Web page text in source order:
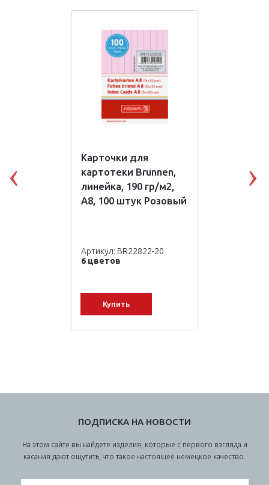
Карточки для
картотеки Brunnen,
линейка, 190 гр/м2,
А8, 100 штук Розовый
Артикул: BR22822-20
6 цветов
Купить
ПОДПИСКА НА НОВОСТИ
На этом сайте вы найдете изделия, которые с первого взгляда и
касания дают ощутить, что такое настоящее немецкое качество.